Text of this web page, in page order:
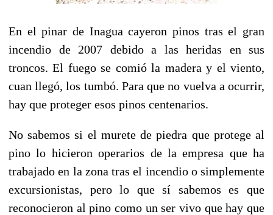
En el pinar de Inagua cayeron pinos tras el gran
incendio de 2007 debido a las heridas en sus
troncos. El fuego se comió la madera y el viento,
cuan llegó, los tumbó. Para que no vuelva a ocurrir,
hay que proteger esos pinos centenarios.
No sabemos si el murete de piedra que protege al
pino lo hicieron operarios de la empresa que ha
trabajado en la zona tras el incendio o simplemente
excursionistas, pero lo que sí sabemos es que
reconocieron al pino como un ser vivo que hay que